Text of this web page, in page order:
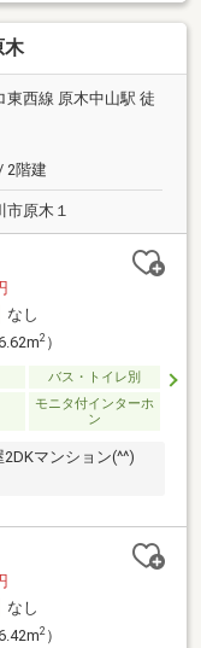
木
東西線 原木中山駅 徒
2階建
市原木１
なし
2）
バス・トイレ別
モニタ付インターホ
ン
マンション(^^)
なし
2）